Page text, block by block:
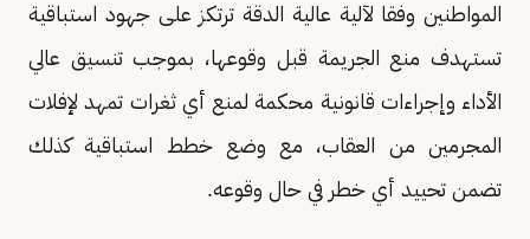
المواطنين وفقا لآلية عالية الدقة ترتكز على جهود استباقية
تستهدف منع الجريمة قبل وقوعها، بموجب تنسيق عالي
الأداء وإجراءات قانونية محكمة لمنع أي ثغرات تمهد لإفلات
المجرمين من العقاب، مع وضع خطط استباقية كذلك
تضمن تحييد أي خطر في حال وقوعه.